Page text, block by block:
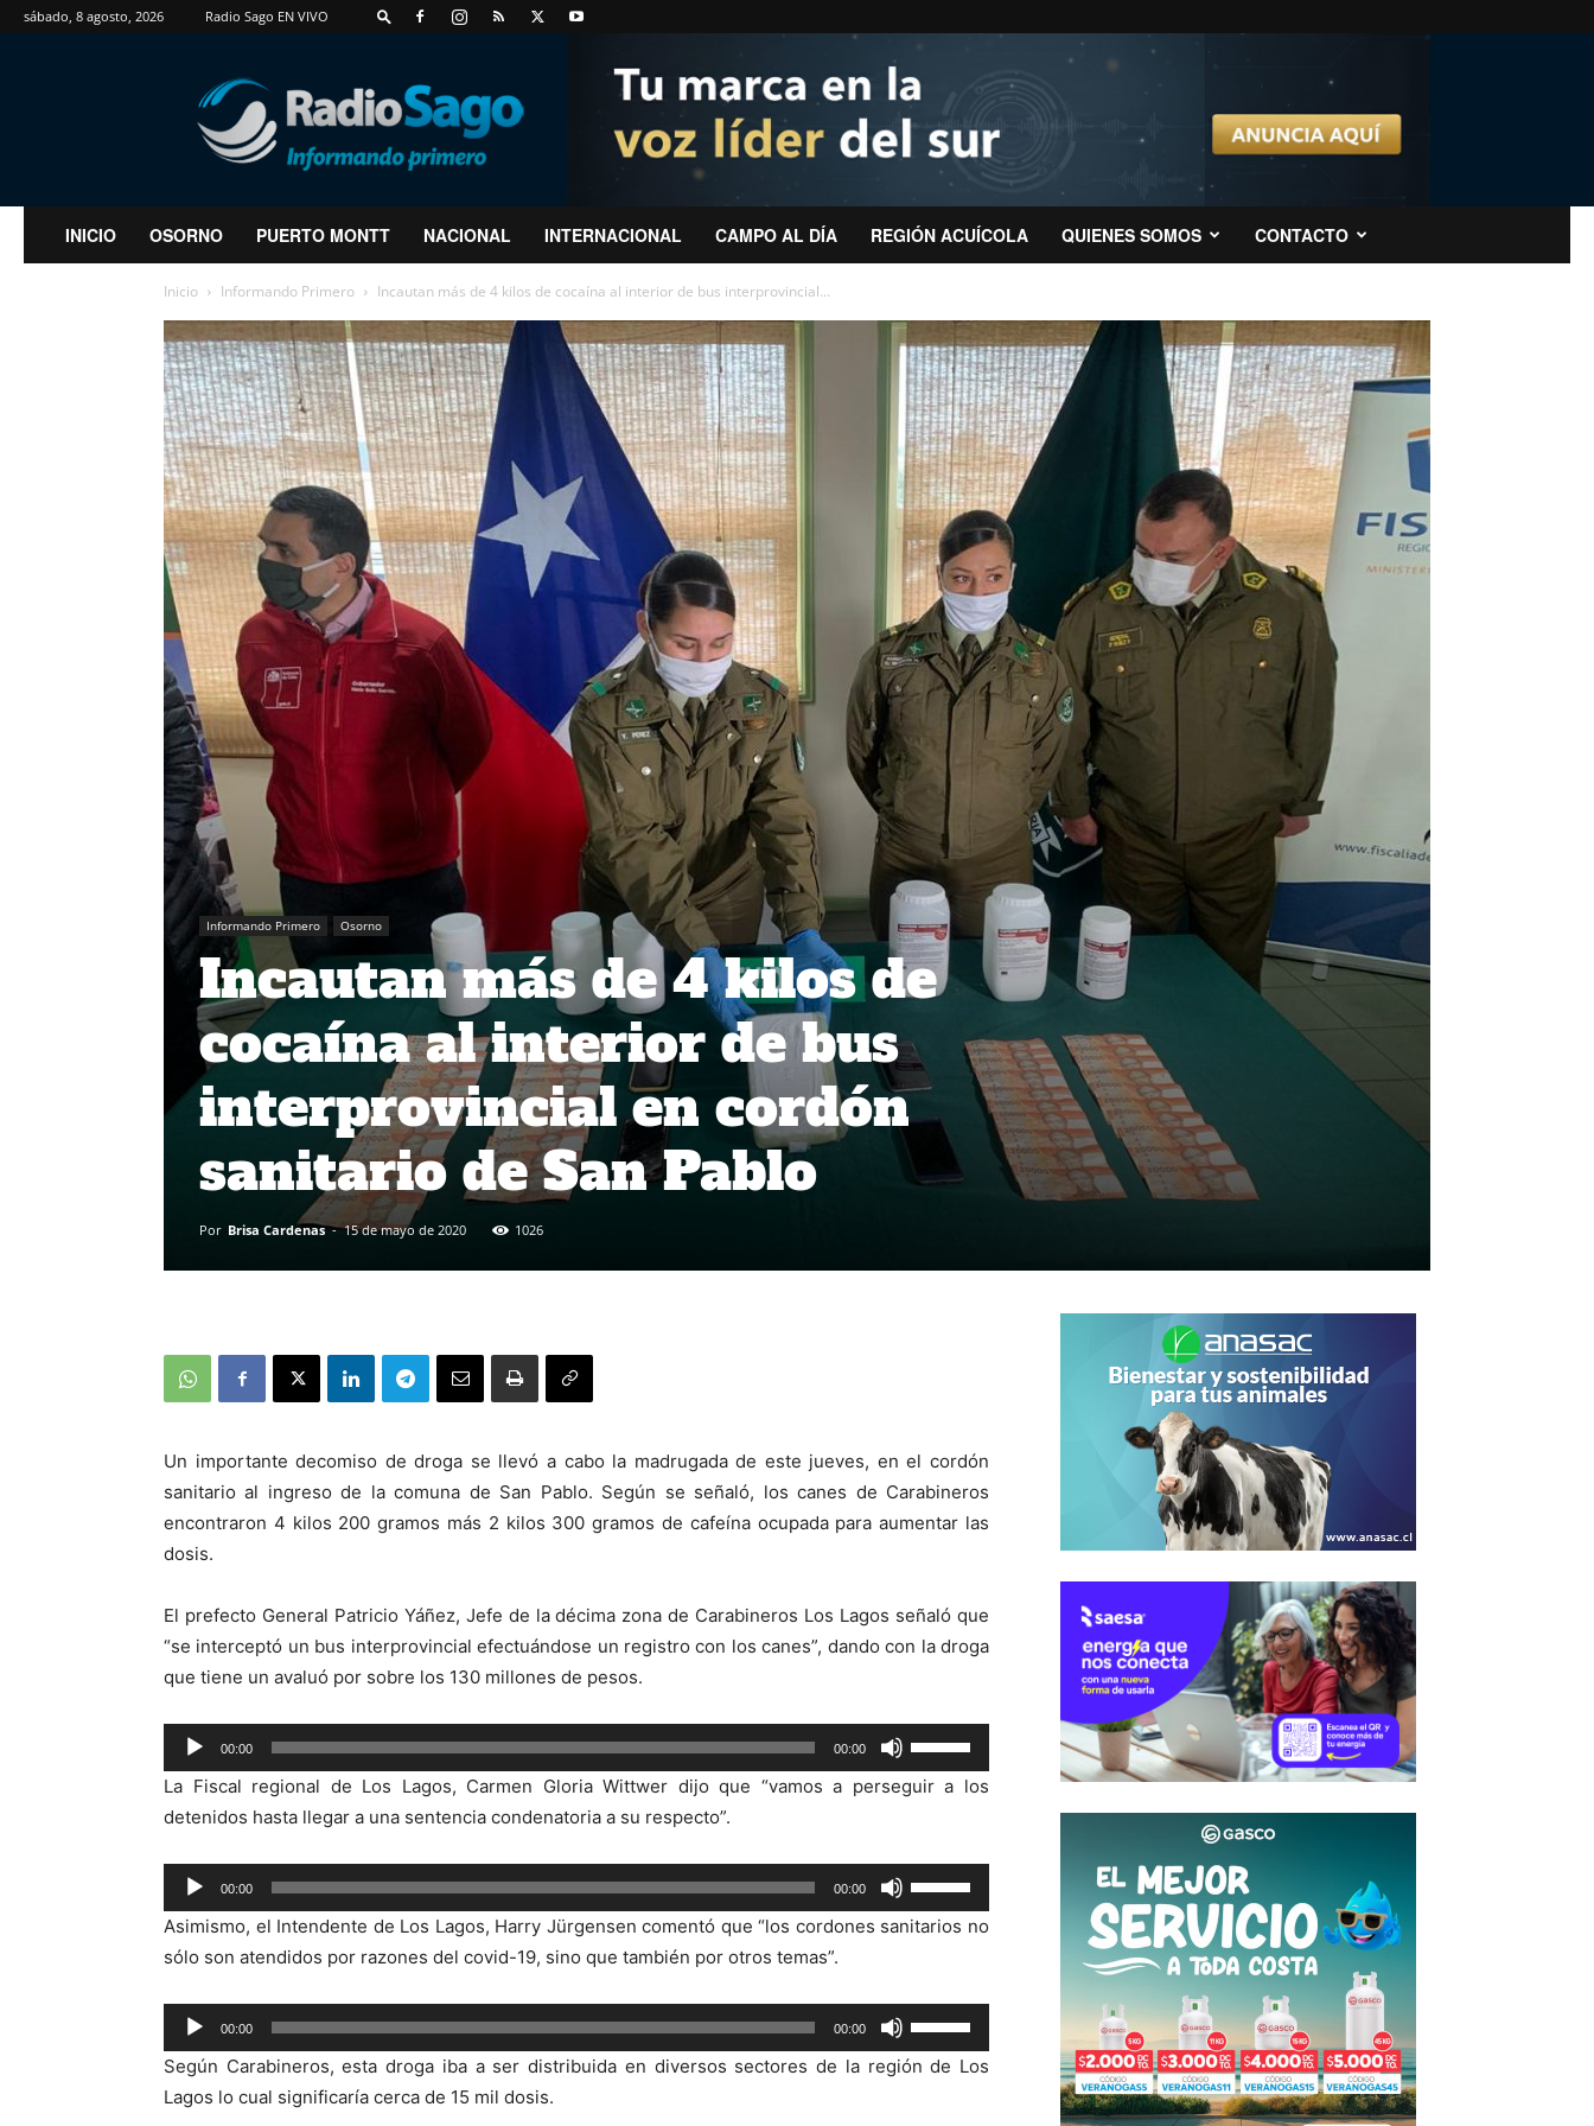
sábado, 8 agosto, 2026 Radio Sago EN VIVO
RadioSago
INICIO OSORNO PUERTO MONTT NACIONAL INTERNACIONAL CAMPO AL DÍA REGIÓN ACUÍCOLA QUIENES SOMOS CONTACTO
Inicio Informando Primero Incautan más de 4 kilos de cocaína al interior de bus interprovincial...
Informando Primero Osorno
Incautan más de 4 kilos de
cocaína al interior de bus
interprovincial en cordón
sanitario de San Pablo
Por Brisa Cardenas - 15 de mayo de 2020 1026
Un importante decomiso de droga se llevó a cabo la madrugada de este jueves, en el cordón
sanitario al ingreso de la comuna de San Pablo. Según se señaló, los canes de Carabineros
encontraron 4 kilos 200 gramos más 2 kilos 300 gramos de cafeína ocupada para aumentar las
dosis.
El prefecto General Patricio Yáñez, Jefe de la décima zona de Carabineros Los Lagos señaló que
“se interceptó un bus interprovincial efectuándose un registro con los canes”, dando con la droga
que tiene un avaluó por sobre los 130 millones de pesos.
Reproductor
de
audio
00:00 00:00
las
teclas
flecha
arriba/abajo
para
volumen.
La Fiscal regional de Los Lagos, Carmen Gloria Wittwer dijo que “vamos a perseguir a los
detenidos hasta llegar a una sentencia condenatoria a su respecto”.
Reproductor
de
audio
00:00 00:00
las
teclas
flecha
arriba/abajo
para
Asimismo, el Intendente de Los Lagos, Harry Jürgensen comentó que “los cordones sanitarios no
sólo son atendidos por razones del covid-19, sino que también por otros temas”.
Reproductor
de
audio
00:00 00:00
las
teclas
Según Carabineros, esta droga iba a ser distribuida en diversos sectores de la región de Los
Lagos lo cual significaría cerca de 15 mil dosis.